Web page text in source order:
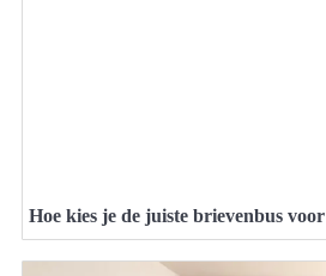
Hoe kies je de juiste brievenbus